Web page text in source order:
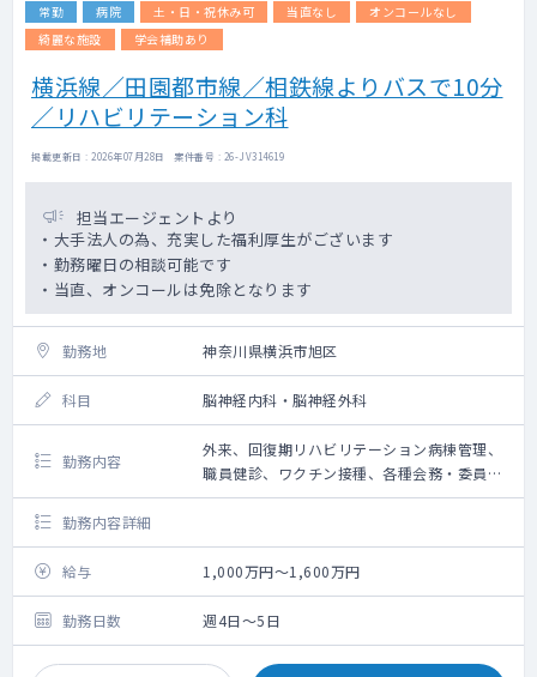
常勤 病院 土・日・祝休み可 当直なし
オンコールなし
綺麗な施設
学会補助あり
横浜線／田園都市線／相鉄線よりバスで10分
／リハビリテーション科
掲載更新日 : 2026年07月28日 案件番号 : 26-JV314619
担当エージェントより
・大手法人の為、充実した福利厚生がございます
・勤務曜日の相談可能です
・当直、オンコールは免除となります
勤務地 神奈川県横浜市旭区
科目 脳神経内科・脳神経外科
勤務内容
外来、回復期リハビリテーション病棟管理、
職員健診、ワクチン接種、各種会務・委員
会 等
勤務内容詳細
給与 1,000万円～1,600万円
勤務日数 週4日～5日